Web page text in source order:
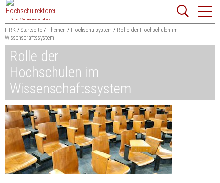
Zum
Content
springen
Suchbegriff
HRK Startseite Themen Hochschulsystem
Rolle der Hochschulen im
Wissenschaftssystem
Rolle der
Hochschulen im
Wissenschaftssystem